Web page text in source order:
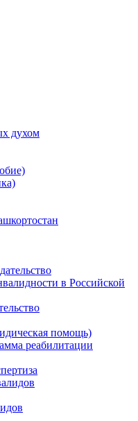
духом
в Российской
помощь)
реабилитации